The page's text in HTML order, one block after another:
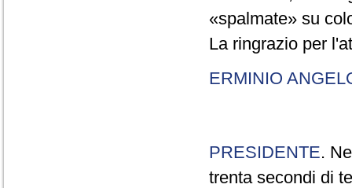
«spalmate» su
La ringrazio per
ERMINIO
PRESIDENTE.
trenta secondi di